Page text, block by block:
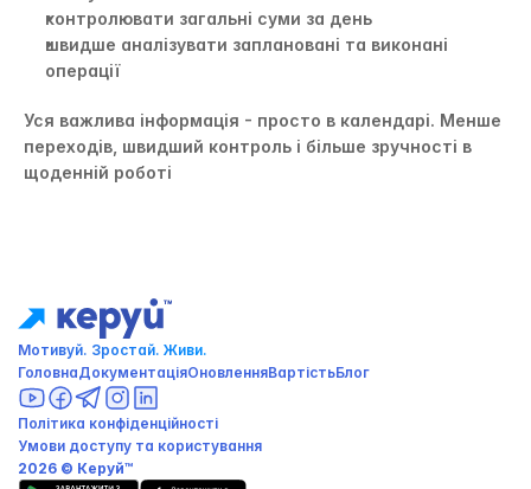
контролювати загальні суми за день
швидше аналізувати заплановані та виконані
операції
Уся важлива інформація - просто в календарі. Менше
переходів, швидший контроль і більше зручності в
щоденній роботі
Мотивуй. Зростай. Живи.
ГоловнаДокументаціяОновленняВартістьБлог
Політика конфіденційності
Умови доступу та користування
2026 © Керуй™